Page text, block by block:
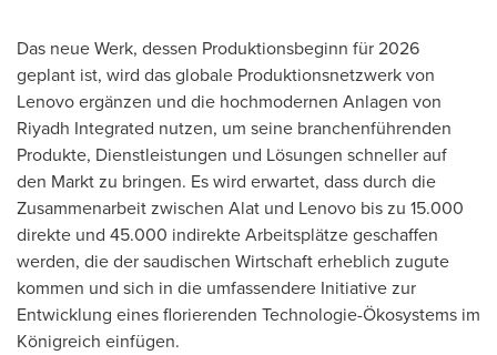
Das neue Werk, dessen Produktionsbeginn für 2026
geplant ist, wird das globale Produktionsnetzwerk von
Lenovo ergänzen und die hochmodernen Anlagen von
Riyadh Integrated nutzen, um seine branchenführenden
Produkte, Dienstleistungen und Lösungen schneller auf
den Markt zu bringen. Es wird erwartet, dass durch die
Zusammenarbeit zwischen Alat und Lenovo bis zu 15.000
direkte und 45.000 indirekte Arbeitsplätze geschaffen
werden, die der saudischen Wirtschaft erheblich zugute
kommen und sich in die umfassendere Initiative zur
Entwicklung eines florierenden Technologie-Ökosystems im
Königreich einfügen.